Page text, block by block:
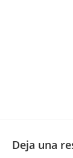
Deja una